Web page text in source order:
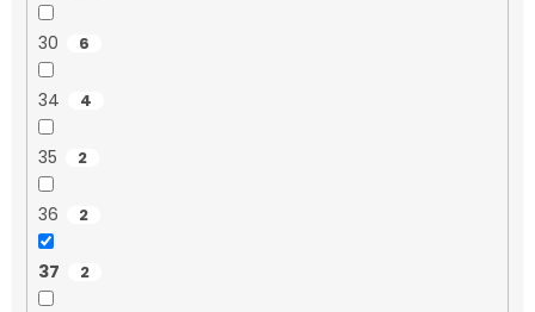
30 6
34 4
35 2
36 2
37 2